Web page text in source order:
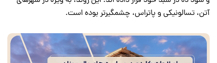
آتن، تسالونیکی و پاتراس، چشمگیرتر بوده است.